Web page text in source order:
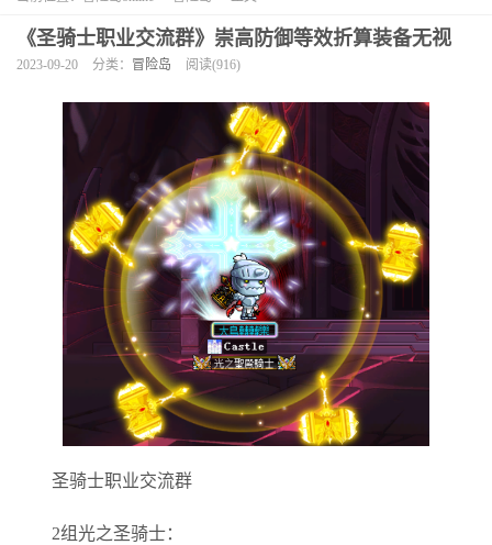
《圣骑士职业交流群》崇高防御等效折算装备无视
2023-09-20 分类： 冒险岛 阅读(916)
圣骑士职业交流群
2组光之圣骑士：